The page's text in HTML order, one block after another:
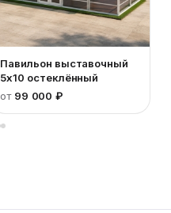
Павильон выставочный
5x10 остеклённый
от 99 000 ₽